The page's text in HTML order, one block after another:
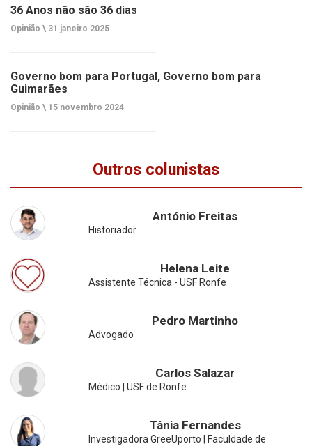
36 Anos não são 36 dias
Opinião \ 31 janeiro 2025
Governo bom para Portugal, Governo bom para
Guimarães
Opinião \ 15 novembro 2024
Outros colunistas
António Freitas
Historiador
Helena Leite
Assistente Técnica - USF Ronfe
Pedro Martinho
Advogado
Carlos Salazar
Médico | USF de Ronfe
Tânia Fernandes
Investigadora GreeUporto | Faculdade de